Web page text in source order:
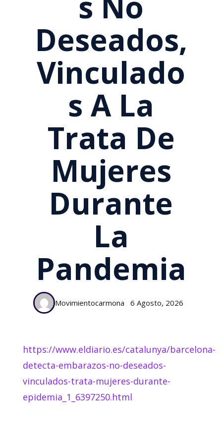
Deseados,
Vinculado
S A La
Trata De
Mujeres
Durante
La
Pandemia
Movimientocarmona 6 Agosto, 2026
https://www.eldiario.es/catalunya/barcelona-
detecta-embarazos-no-deseados-
vinculados-trata-mujeres-durante-
epidemia_1_6397250.html